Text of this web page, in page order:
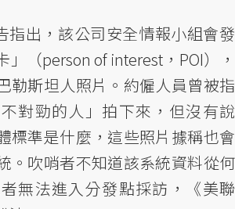
指出，該公司安全情報小組會發
」（person of interest，POI），
勒斯坦人照片。約僱人員曾被指
對勁的人」拍下來，但沒有說
標準是什麼，這些照片據稱也會
。吹哨者不知道該系統資料從何
無法進入分發點採訪，《美聯